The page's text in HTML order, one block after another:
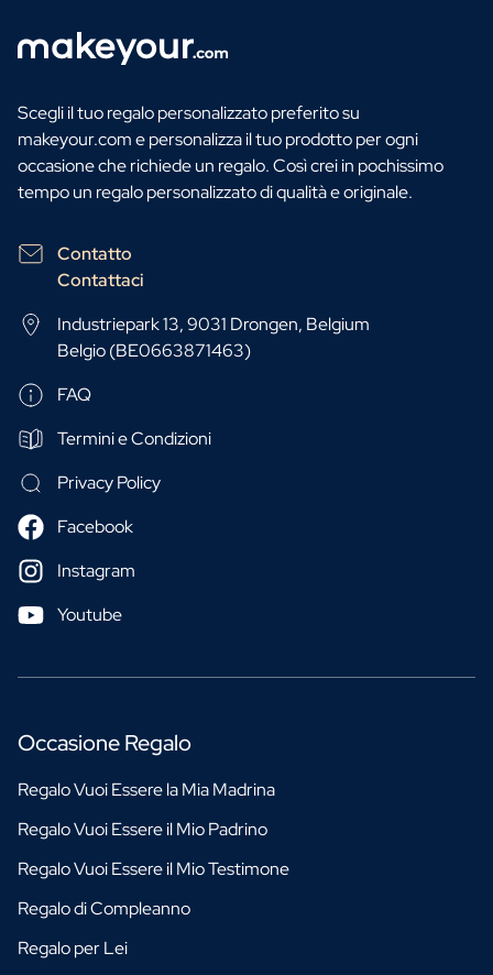
Scegli il tuo regalo personalizzato preferito su
makeyour.com e personalizza il tuo prodotto per ogni
occasione che richiede un regalo. Così crei in pochissimo
tempo un regalo personalizzato di qualità e originale.
Contatto
Contattaci
Industriepark 13, 9031 Drongen, Belgium
Belgio (BE0663871463)
FAQ
Termini e Condizioni
Privacy Policy
Facebook
Instagram
Youtube
Occasione Regalo
Regalo Vuoi Essere la Mia Madrina
Regalo Vuoi Essere il Mio Padrino
Regalo Vuoi Essere il Mio Testimone
Regalo di Compleanno
Regalo per Lei